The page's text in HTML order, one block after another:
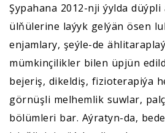
Şypahana 2012-nji ýylda
ülňülerine laýyk gelýän ösen
enjamlary, şeýle-de
mümkinçilikler bilen üpjün
bejeriş, dikeldiş, fizioterapiýa
görnüşli melhemlik suwlar,
bölümleri bar. Aýratyn-da,